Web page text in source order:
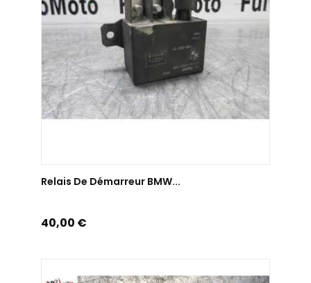
Relais De Démarreur BMW...
Prix
40,00 €